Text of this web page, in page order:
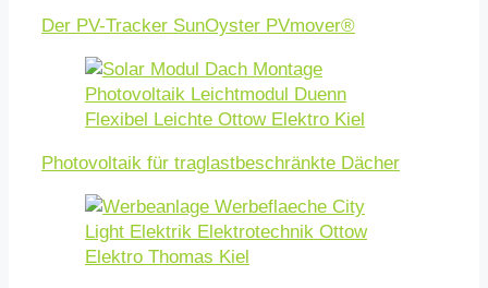
Der PV-Tracker SunOyster PVmover®
Photovoltaik für traglastbeschränkte Dächer